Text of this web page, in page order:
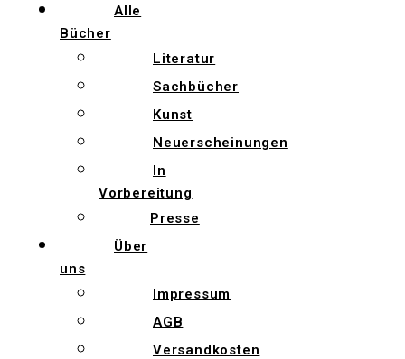
Alle
Bücher
Literatur
Sachbücher
Kunst
Neuerscheinungen
In
Vorbereitung
Presse
Über
uns
Impressum
AGB
Versandkosten